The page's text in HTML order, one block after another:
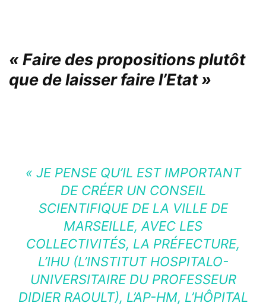
« Faire des propositions plutôt
que de laisser faire l’Etat »
« JE PENSE QU’IL EST IMPORTANT
DE CRÉER UN CONSEIL
SCIENTIFIQUE DE LA VILLE DE
MARSEILLE, AVEC LES
COLLECTIVITÉS, LA PRÉFECTURE,
L’IHU (L’INSTITUT HOSPITALO-
UNIVERSITAIRE DU PROFESSEUR
DIDIER RAOULT), L’AP-HM, L’HÔPITAL